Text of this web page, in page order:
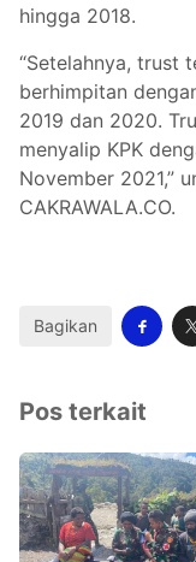
hingga 2018.
“Setelahnya, trust
berhimpitan
2019 dan 2020.
menyalip KPK
November 2021,”
CAKRAWALA.CO.
Bagikan
Pos terkait